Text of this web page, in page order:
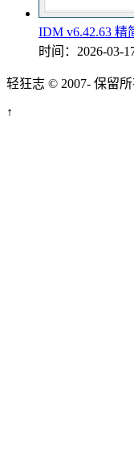
IDM v6.42.63
时间：2026-03-
轻狂志 © 2007- 保留
↑